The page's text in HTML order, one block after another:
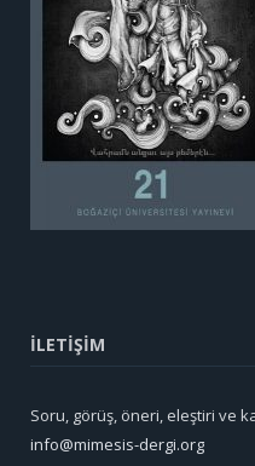
İLETİŞİM
Soru, görüş, öneri, eleştiri ve
info@mimesis-dergi.org